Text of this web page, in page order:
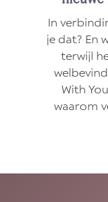
In
je dat? En
terwijl
With
waarom